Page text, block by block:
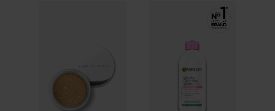
32,50 €
Micellar Cleansing